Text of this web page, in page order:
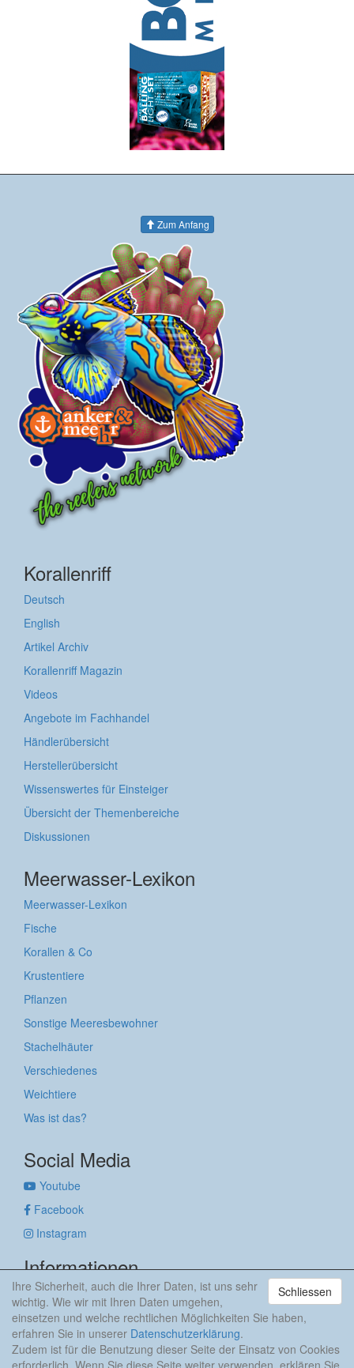
Zum Anfang
Korallenriff
Deutsch
English
Artikel Archiv
Korallenriff Magazin
Videos
Angebote im Fachhandel
Händlerübersicht
Herstellerübersicht
Wissenswertes für Einsteiger
Übersicht der Themenbereiche
Diskussionen
Meerwasser-Lexikon
Meerwasser-Lexikon
Fische
Korallen & Co
Krustentiere
Pflanzen
Sonstige Meeresbewohner
Stachelhäuter
Verschiedenes
Weichtiere
Was ist das?
Social Media
Youtube
Facebook
Instagram
Informationen
Impressum
Datenschutzerklärung
anker & meehr
Schliessen
Ihre Sicherheit, auch die Ihrer Daten, ist uns sehr
wichtig. Wie wir mit Ihren Daten umgehen,
einsetzen und welche rechtlichen Möglichkeiten Sie haben,
erfahren Sie in unserer Datenschutzerklärung.
Zudem ist für die Benutzung dieser Seite der Einsatz von Cookies
erforderlich. Wenn Sie diese Seite weiter verwenden, erklären Sie